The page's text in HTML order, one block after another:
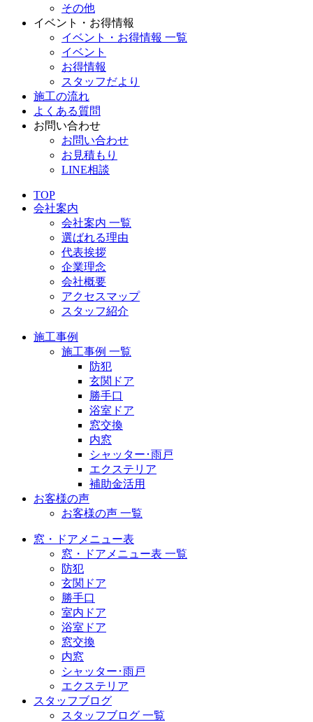
その他
イベント・お得情報
イベント・お得情報 一覧
イベント
お得情報
スタッフだより
施工の流れ
よくある質問
お問い合わせ
お問い合わせ
お見積もり
LINE相談
TOP
会社案内
会社案内 一覧
選ばれる理由
代表挨拶
企業理念
会社概要
アクセスマップ
スタッフ紹介
施工事例
施工事例 一覧
防犯
玄関ドア
勝手口
浴室ドア
窓交換
内窓
シャッター･雨戸
エクステリア
補助金活用
お客様の声
お客様の声 一覧
窓・ドアメニュー表
窓・ドアメニュー表 一覧
防犯
玄関ドア
勝手口
室内ドア
浴室ドア
窓交換
内窓
シャッター･雨戸
エクステリア
スタッフブログ
スタッフブログ 一覧